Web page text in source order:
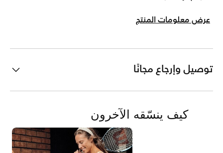
عرض معلومات المنتج
توصيل وإرجاع مجانًا